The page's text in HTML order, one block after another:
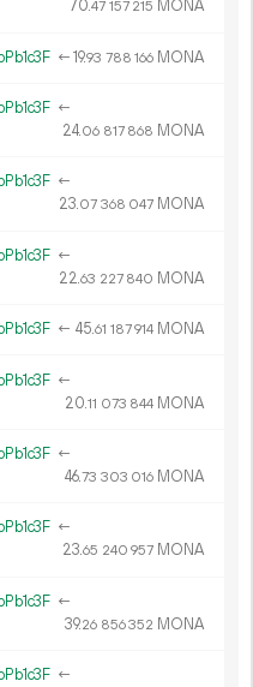
70.47 157 215 MONA
←19.93 788 166 MONA
←
24.06 817 868 MONA
←
23.07 368 047 MONA
←
22.63 227 840 MONA
← 45.61 187914 MONA
←
20.11 073 844 MONA
←
46.73 303 016 MONA
←
23.65 240 957 MONA
←
39.26 856352 MONA
←